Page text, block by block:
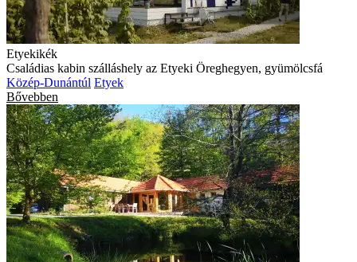
Etyekikék
Családias kabin szálláshely az Etyeki Öreghegyen, gyümölcsfá
Közép-Dunántúl Etyek
Bővebben